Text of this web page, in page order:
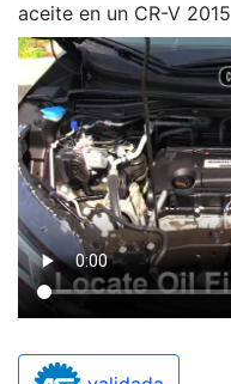
aceite en un CR-V 2015